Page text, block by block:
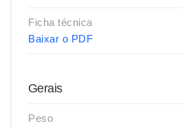
Ficha técnica
Baixar o PDF
Gerais
Peso